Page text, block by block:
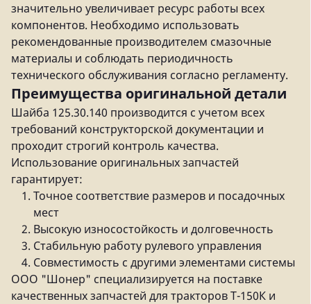
значительно увеличивает ресурс работы всех
компонентов. Необходимо использовать
рекомендованные производителем смазочные
материалы и соблюдать периодичность
технического обслуживания согласно регламенту.
Преимущества оригинальной детали
Шайба 125.30.140 производится с учетом всех
требований конструкторской документации и
проходит строгий контроль качества.
Использование оригинальных запчастей
гарантирует:
Точное соответствие размеров и посадочных
мест
Высокую износостойкость и долговечность
Стабильную работу рулевого управления
Совместимость с другими элементами системы
ООО "Шонер" специализируется на поставке
качественных запчастей для тракторов Т-150К и